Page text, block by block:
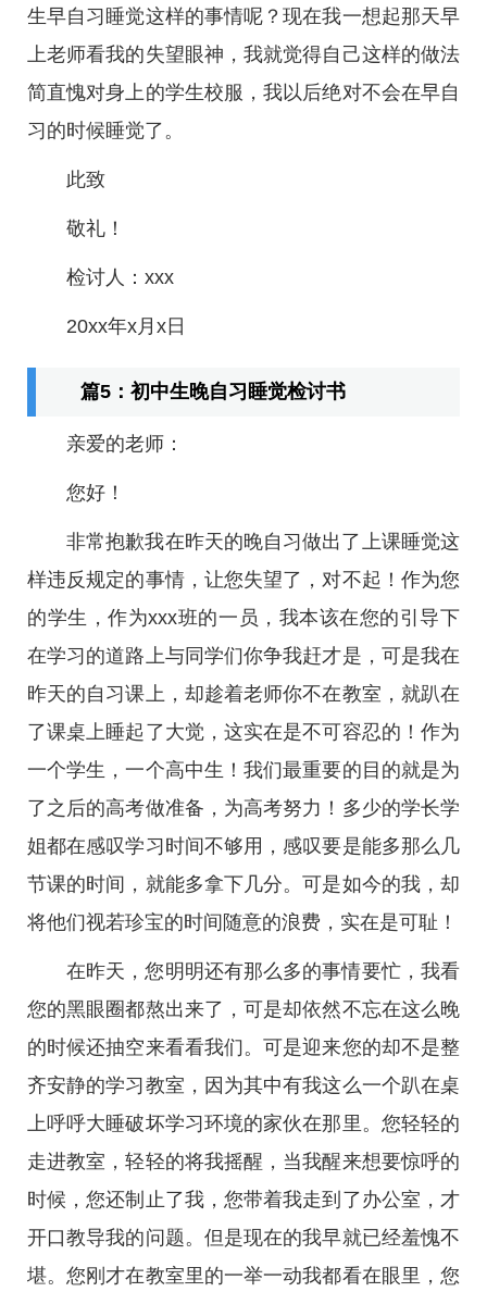
生早自习睡觉这样的事情呢？现在我一想起那天早
上老师看我的失望眼神，我就觉得自己这样的做法
简直愧对身上的学生校服，我以后绝对不会在早自
习的时候睡觉了。
此致
敬礼！
检讨人：xxx
20xx年x月x日
篇5：初中生晚自习睡觉检讨书
亲爱的老师：
您好！
非常抱歉我在昨天的晚自习做出了上课睡觉这
样违反规定的事情，让您失望了，对不起！作为您
的学生，作为xxx班的一员，我本该在您的引导下
在学习的道路上与同学们你争我赶才是，可是我在
昨天的自习课上，却趁着老师你不在教室，就趴在
了课桌上睡起了大觉，这实在是不可容忍的！作为
一个学生，一个高中生！我们最重要的目的就是为
了之后的高考做准备，为高考努力！多少的学长学
姐都在感叹学习时间不够用，感叹要是能多那么几
节课的时间，就能多拿下几分。可是如今的我，却
将他们视若珍宝的时间随意的浪费，实在是可耻！
在昨天，您明明还有那么多的事情要忙，我看
您的黑眼圈都熬出来了，可是却依然不忘在这么晚
的时候还抽空来看看我们。可是迎来您的却不是整
齐安静的学习教室，因为其中有我这么一个趴在桌
上呼呼大睡破坏学习环境的家伙在那里。您轻轻的
走进教室，轻轻的将我摇醒，当我醒来想要惊呼的
时候，您还制止了我，您带着我走到了办公室，才
开口教导我的问题。但是现在的我早就已经羞愧不
堪。您刚才在教室里的一举一动我都看在眼里，您